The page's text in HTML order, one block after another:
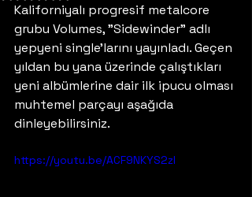
Kaliforniyalı progresif metalcore
grubu Volumes, "Sidewinder" adlı
yepyeni single'larını yayınladı. Geçen
yıldan bu yana üzerinde çalıştıkları
yeni albümlerine dair ilk ipucu olması
muhtemel parçayı aşağıda
dinleyebilirsiniz.
https://youtu.be/ACF9NKYS2zI